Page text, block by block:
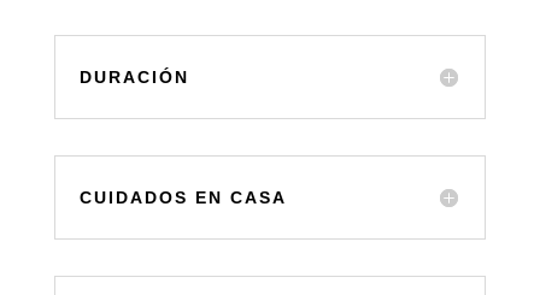
DURACIÓN
CUIDADOS EN CASA